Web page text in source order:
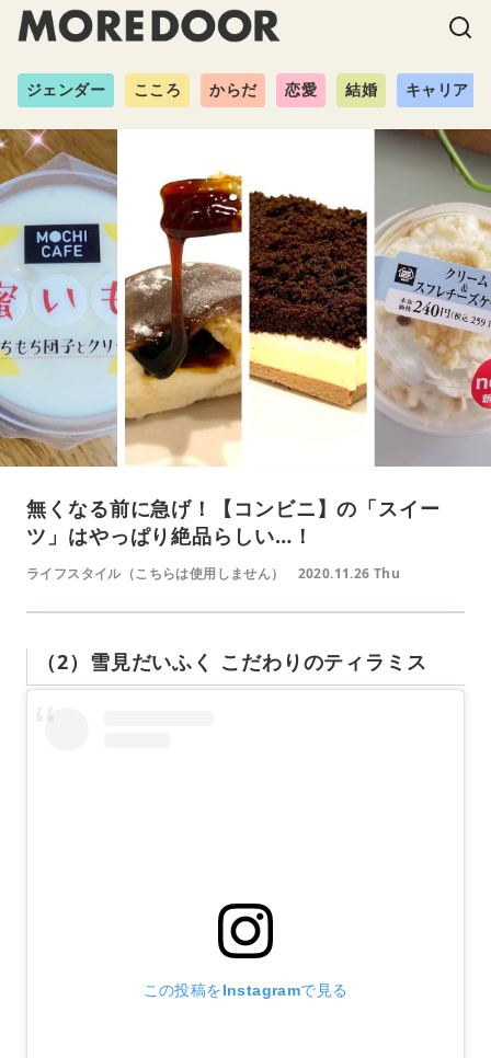
ジェンダー こころ からだ 恋愛 結婚 キャリア
無くなる前に急げ！【コンビニ】の「スイー
ツ」はやっぱり絶品らしい…！
ライフスタイル（こちらは使用しません） 2020.11.26 Thu
（2）雪見だいふく こだわりのティラミス
この投稿をInstagramで見る